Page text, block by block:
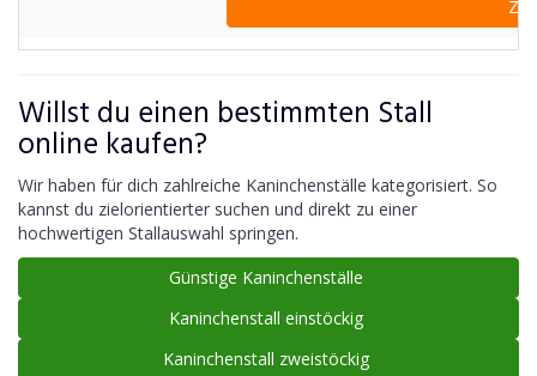
Willst du einen bestimmten Stall
online kaufen?
Wir haben für dich zahlreiche Kaninchenställe kategorisiert. So
kannst du zielorientierter suchen und direkt zu einer
hochwertigen Stallauswahl springen.
Günstige Kaninchenställe
Kaninchenstall einstöckig
Kaninchenstall zweistöckig